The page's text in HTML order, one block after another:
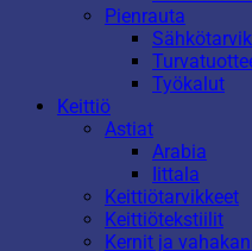
Pienrauta
Työkalut
Keittiö
Astiat
Arabia
Iittala
Keittiötarvikkeet
Keittiötekstiilit
Kernit ja